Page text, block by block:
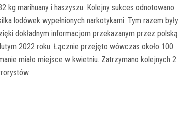
kg marihuany i haszyszu. Kolejny sukces odnotowano
lodówek wypełnionych narkotykami. Tym razem były
dokładnym informacjom przekazanym przez polską
2022 roku. Łącznie przejęto wówczas około 100
miało miejsce w kwietniu. Zatrzymano kolejnych 2